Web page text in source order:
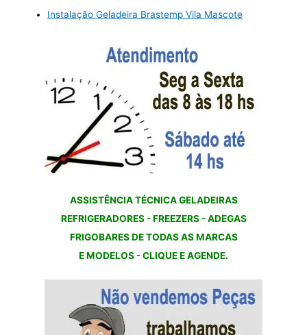
Instalação Geladeira Brastemp Vila Mascote
ASSISTÊNCIA TÉCNICA GELADEIRAS
REFRIGERADORES - FREEZERS - ADEGAS
FRIGOBARES DE TODAS AS MARCAS
E MODELOS - CLIQUE E AGENDE.